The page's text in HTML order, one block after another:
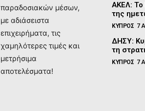
παραδοσιακών μέσων,
με αδιάσειστα
επιχειρήματα, τις
χαμηλότερες τιμές και
μετρήσιμα
αποτελέσματα!
ΑΚΕΛ: Το
της
ΚΥΠΡΟΣ 7
ΔΗΣΥ:
τη
ΚΥΠΡΟΣ 7